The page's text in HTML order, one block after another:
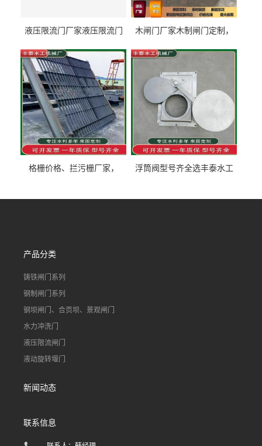
液压限流门厂家液压限流门
泰制造
木闸门厂家木制闸门定制，
型号齐全
格栅价格、拦污栅厂家，
浮筒阀型号齐全选丰泰水工
道水库电站污水处理钢制闸
产品分类
铸铁闸门系列
钢制闸门系列
钢坝闸门、合页坝、景观闸门
水力冲洗门
液压限流闸门
液动旋转堰门
新闻动态
联系信息